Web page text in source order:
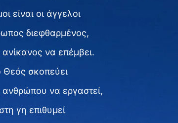
είναι οι άγγελοι
διεφθαρμένος,
να επέμβει.
Θεός σκοπεύει
να εργαστεί,
γη επιθυμεί